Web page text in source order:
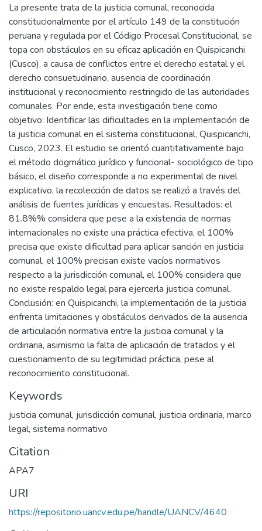
La presente trata de la justicia comunal, reconocida
constitucionalmente por el artículo 149 de la constitución
peruana y regulada por el Código Procesal Constitucional, se
topa con obstáculos en su eficaz aplicación en Quispicanchi
(Cusco), a causa de conflictos entre el derecho estatal y el
derecho consuetudinario, ausencia de coordinación
institucional y reconocimiento restringido de las autoridades
comunales. Por ende, esta investigación tiene como
objetivo: Identificar las dificultades en la implementación de
la justicia comunal en el sistema constitucional, Quispicanchi,
Cusco, 2023. El estudio se orientó cuantitativamente bajo
el método dogmático jurídico y funcional- sociológico de tipo
básico, el diseño corresponde a no experimental de nivel
explicativo, la recolección de datos se realizó a través del
análisis de fuentes jurídicas y encuestas. Resultados: el
81.8%% considera que pese a la existencia de normas
internacionales no existe una práctica efectiva, el 100%
precisa que existe dificultad para aplicar sanción en justicia
comunal, el 100% precisan existe vacíos normativos
respecto a la jurisdicción comunal, el 100% considera que
no existe respaldo legal para ejercerla justicia comunal.
Conclusión: en Quispicanchi, la implementación de la justicia
enfrenta limitaciones y obstáculos derivados de la ausencia
de articulación normativa entre la justicia comunal y la
ordinaria, asimismo la falta de aplicación de tratados y el
cuestionamiento de su legitimidad práctica, pese al
reconocimiento constitucional.
Keywords
justicia comunal, jurisdicción comunal, justicia ordinaria, marco
legal, sistema normativo
Citation
APA7
URI
https://repositorio.uancv.edu.pe/handle/UANCV/4640